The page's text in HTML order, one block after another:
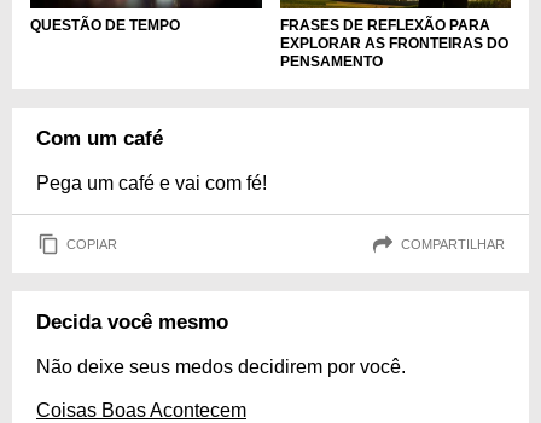
QUESTÃO DE TEMPO
FRASES DE REFLEXÃO PARA
EXPLORAR AS FRONTEIRAS DO
PENSAMENTO
Com um café
Pega um café e vai com fé!
COPIAR COMPARTILHAR
Decida você mesmo
Não deixe seus medos decidirem por você.
Coisas Boas Acontecem